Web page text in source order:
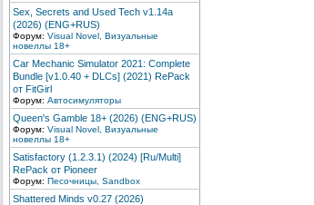
Sex, Secrets and Used Tech v1.14a
(2026) (ENG+RUS)
Форум: Visual Novel, Визуальные
новеллы 18+
Car Mechanic Simulator 2021: Complete
Bundle [v1.0.40 + DLCs] (2021) RePack
от FitGirl
Форум: Автосимуляторы
Queen's Gamble 18+ (2026) (ENG+RUS)
Форум: Visual Novel, Визуальные
новеллы 18+
Satisfactory (1.2.3.1) (2024) [Ru/Multi]
RePack от Pioneer
Форум: Песочницы, Sandbox
Shattered Minds v0.27 (2026)